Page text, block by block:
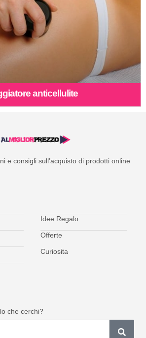
anticellulite
e consigli sull’acquisto di prodotti online
Idee Regalo
Offerte
Curiosita
che cerchi?